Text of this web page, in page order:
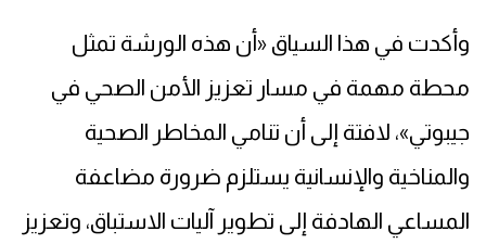
وأكدت في هذا السياق «أن هذه الورشة تمثل
محطة مهمة في مسار تعزيز الأمن الصحي في
جيبوتي»، لافتة إلى أن تنامي المخاطر الصحية
والمناخية والإنسانية يستلزم ضرورة مضاعفة
المساعي الهادفة إلى تطوير آليات الاستباق، وتعزيز